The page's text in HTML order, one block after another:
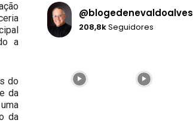
a
do
da
da
@blogedenevaldoalves
208,8kSeguidores